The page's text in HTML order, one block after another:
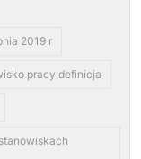
2019 r
pracy definicja